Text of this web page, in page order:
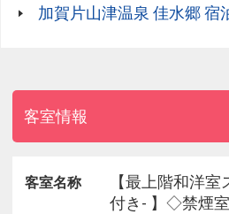
泊～■
能登豚陶板焼
蛸釜めし
加賀棒茶ぷりん 等
(旬の食材を使用している為、
がございます。
加賀片山津温泉 佳水郷 宿
客室情報
客室名称
【最上階和洋
付き- 】◇禁煙